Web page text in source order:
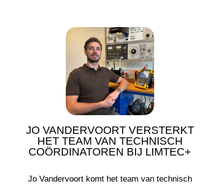
JO VANDERVOORT VERSTERKT
HET TEAM VAN TECHNISCH
COÖRDINATOREN BIJ LIMTEC+
Jo Vandervoort komt het team van technisch